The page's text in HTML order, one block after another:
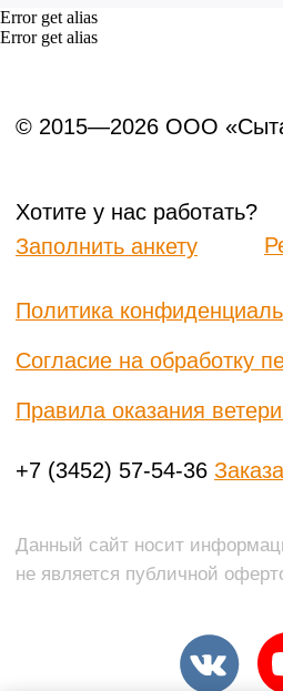
Error get alias
Error get alias